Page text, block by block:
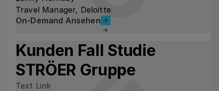
Travel Manager, Deloitte
On-Demand Ansehen
On-Demand Ansehen
Kunden Fall Studie
STRÖER Gruppe
Text Link